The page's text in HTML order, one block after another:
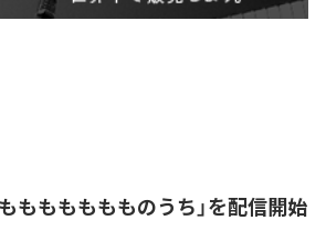
もももももものうち」を配信開始